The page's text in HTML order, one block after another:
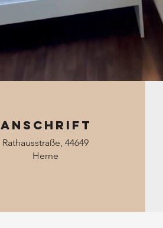
Anschrift
Rathausstraße, 44649
Herne